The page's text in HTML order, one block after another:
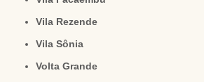
Vila Rezende
Vila Sônia
Volta Grande